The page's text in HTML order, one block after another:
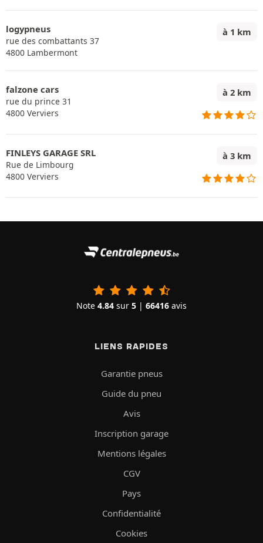
logypneus
rue des combattants 37
4800 Lambermont
à 1 km
falzone cars
rue du prince 31
4800 Verviers
à 2 km
FINLEYS GARAGE SRL
Rue de Limbourg
4800 Verviers
à 3 km
Note 4.84 sur 5 | 66416 avis
LIENS RAPIDES
Garantie pneus
Guide du pneu
Avis
Inscription garage
Mentions légales
CGV
Pays
Confidentialité
Cookies